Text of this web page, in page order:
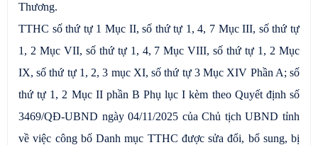
Thương.
TTHC số thứ tự 1 Mục II, số thứ tự 1, 4, 7 Mục III, số thứ tự
1, 2 Mục VII, số thứ tự 1, 4, 7 Mục VIII, số thứ tự 1, 2 Mục
IX, số thứ tự 1, 2, 3 mục XI, số thứ tự 3 Mục XIV Phần A; số
thứ tự 1, 2 Mục II phần B Phụ lục I kèm theo Quyết định số
3469/QĐ-UBND ngày 04/11/2025 của Chủ tịch UBND tỉnh
về việc công bố Danh mục TTHC được sửa đổi, bổ sung, bị